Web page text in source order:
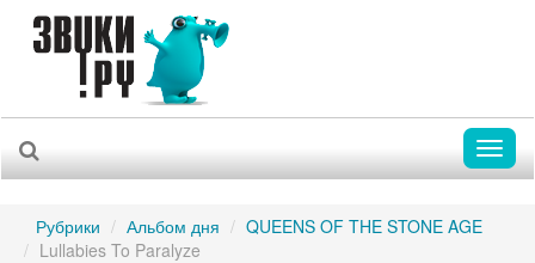
Рубрики Альбом дня
QUEENS OF THE STONE AGE
Lullabies To Paralyze